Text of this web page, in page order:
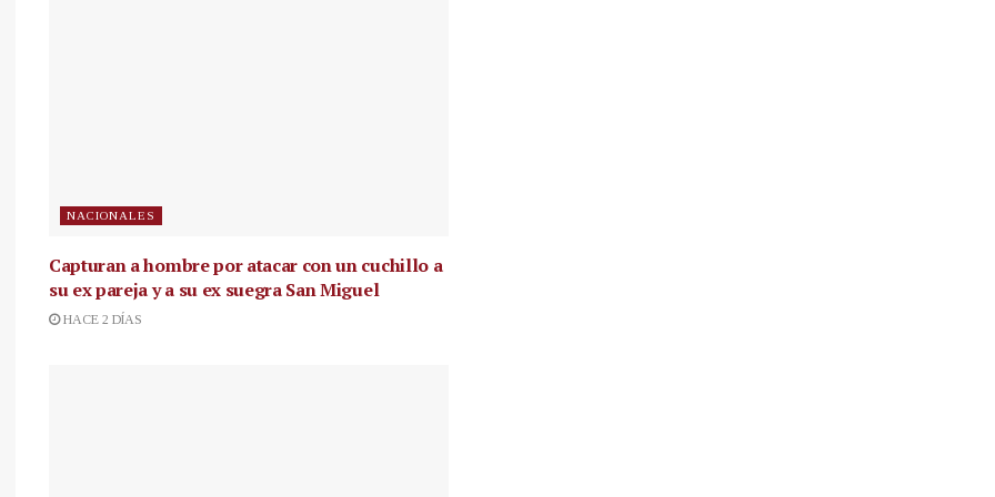
NACIONALES
Capturan a hombre por atacar con un cuchillo a
su ex pareja y a su ex suegra San Miguel
HACE 2 DÍAS